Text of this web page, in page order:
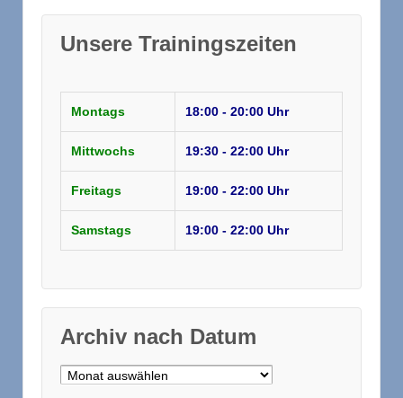
Unsere Trainingszeiten
Montags 18:00 - 20:00 Uhr
Mittwochs 19:30 - 22:00 Uhr
Freitags 19:00 - 22:00 Uhr
Samstags 19:00 - 22:00 Uhr
Archiv nach Datum
Archiv nach Datum